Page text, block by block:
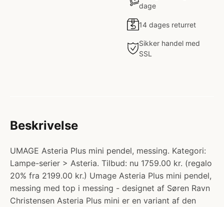
dage
14 dages returret
Sikker handel med
SSL
Beskrivelse
UMAGE Asteria Plus mini pendel, messing. Kategori:
Lampe-serier > Asteria. Tilbud: nu 1759.00 kr. (regalo
20% fra 2199.00 kr.) Umage Asteria Plus mini pendel,
messing med top i messing - designet af Søren Ravn
Christensen Asteria Plus mini er en variant af den